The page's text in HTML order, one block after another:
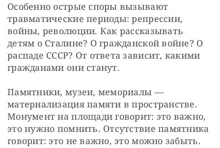
Особенно острые споры вызывают
травматические периоды: репрессии,
войны, революции. Как рассказывать
детям о Сталине? О гражданской войне? О
распаде СССР? От ответа зависит, какими
гражданами они станут.
Памятники, музеи, мемориалы —
материализация памяти в пространстве.
Монумент на площади говорит: это важно,
это нужно помнить. Отсутствие памятника
говорит: это не важно, это можно забыть.